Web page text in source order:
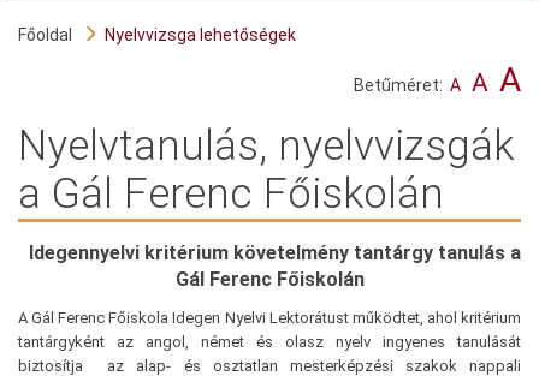
Főoldal Nyelvvizsga lehetőségek
Betűméret: A A A
Nyelvtanulás, nyelvvizsgák
a Gál Ferenc Főiskolán
Idegennyelvi kritérium követelmény tantárgy tanulás a
Gál Ferenc Főiskolán
A Gál Ferenc Főiskola Idegen Nyelvi Lektorátust működtet, ahol kritérium
tantárgyként az angol, német és olasz nyelv ingyenes tanulását
biztosítja az alap- és osztatlan mesterképzési szakok nappali